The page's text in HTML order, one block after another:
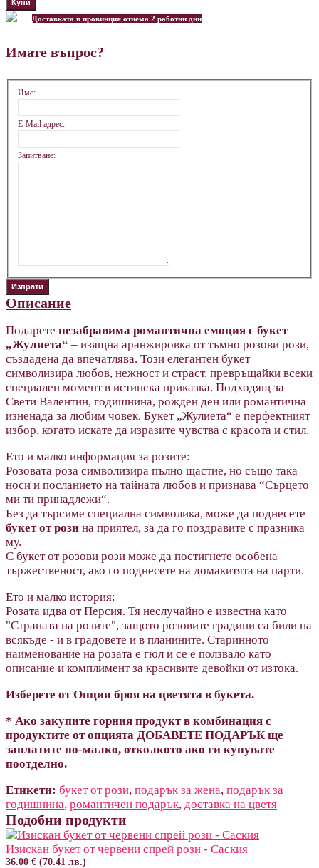
Доставката в провинция отнема 2 работни дни
Имате въпрос?
Име:
E-Mail адрес:
Запитване:
Описание
Подарете незабравима романтична емоция с букет
„Жулиета“ – изящна аранжировка от тъмно розови рози,
създадена да впечатлява. Този елегантен букет
символизира любов, нежност и страст, превръщайки всеки
специален момент в истинска приказка. Подходящ за
Свети Валентин, годишнина, рожден ден или романтична
изненада за любим човек. Букет „Жулиета“ е перфектният
избор, когато искате да изразите чувства с красота и стил.
Ето и малко информация за розите:
Розовата роза символизира пълно щастие, но също така
носи и посланието на тайната любов и признава “Сърцето
ми ти принадлежи“.
Без да търсиме специална символика, може да поднесете
букет от рози на приятел, за да го поздравите с празника
му.
С букет от розови рози може да постигнете особена
тържественост, ако го поднесете на домакитята на парти.
Ето и малко история:
Розата идва от Персия. Тя неслучайно е известна като
"Страната на розите", защото розовите градини са били на
всякъде - и в градовете и в планините. Старинното
наименование на розата е гюл и се е ползвало като
описание и комплимент за красивите девойки от изтока.
Изберете от Опции броя на цветята в букета.
* Ако закупите горния продукт в комбинация с
продуктите от опцията ДОБАВЕТЕ ПОДАРЪК ще
заплатите по-малко, отколкото ако ги купувате
поотделно.
Етикети: букет от рози, подарък за жена, подарък за
годишнина, романтичен подарък, доставка на цветя
Подобни продукти
Изискан букет от червени спрей рози - Саския
36.00 € (70.41 лв.)